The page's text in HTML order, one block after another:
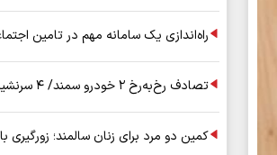
راه‌اندازی یک سامانه مهم در تامین
تصادف رخ‌به‌رخ ۲ خودرو سمند/ ۴ سرنشین جان باختند
کمین دو مرد برای زنان سالمند؛ زورگیری